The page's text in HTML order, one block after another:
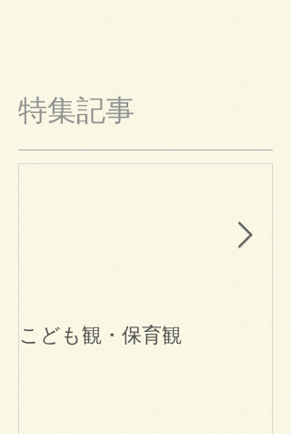
特集記事
こども観・保育観